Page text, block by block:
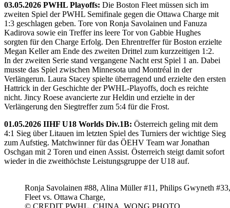
03.05.2026 PWHL Playoffs: Die Boston Fleet müssen sich im
zweiten Spiel der PWHL Semifinale gegen die Ottawa Charge mit
1:3 geschlagen geben. Tore von Ronja Savolainen und Fanuza
Kadirova sowie ein Treffer ins leere Tor von Gabbie Hughes
sorgten für den Charge Erfolg. Den Ehrentreffer für Boston erzielte
Megan Keller am Ende des zweiten Drittel zum kurzzeitigen 1:2.
In der zweiten Serie stand vergangene Nacht erst Spiel 1 an. Dabei
musste das Spiel zwischen Minnesota und Montréal in der
Verlängerun. Laura Stacey spielte überragend und erzielte den ersten
Hattrick in der Geschichte der PWHL-Playoffs, doch es reichte
nicht. Jincy Roese avancierte zur Heldin und erzielte in der
Verlängerung den Siegtreffer zum 5:4 für die Frost.
01.05.2026 IIHF U18 Worlds Div.1B: Österreich geling mit dem
4:1 Sieg über Litauen im letzten Spiel des Turniers der wichtige Sieg
zum Aufstieg. Matchwinner für das ÖEHV Team war Jonathan
Oschgan mit 2 Toren und einen Assist. Österreich steigt damit sofort
wieder in die zweithöchste Leistungsgruppe der U18 auf.
Ronja Savolainen #88, Alina Müller #11, Philips Gwyneth
Fleet vs. Ottawa Charge,